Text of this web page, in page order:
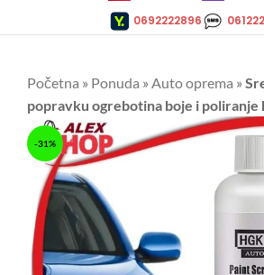
0692222896
Početna » Ponuda » Auto oprema »
popravku ogrebotina boje i poliranje
-31%